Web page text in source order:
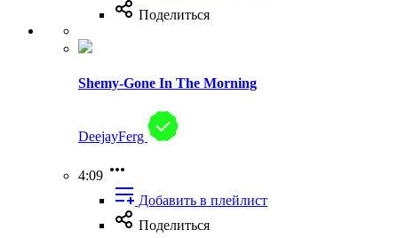
Поделиться
Shemy-Gone In The Morning
DeejayFerg
4:09
Добавить в плейлист
Поделиться